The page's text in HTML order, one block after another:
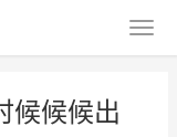
候候候出